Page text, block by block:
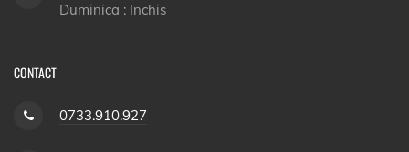
Duminica : Inchis
CONTACT
0733.910.927